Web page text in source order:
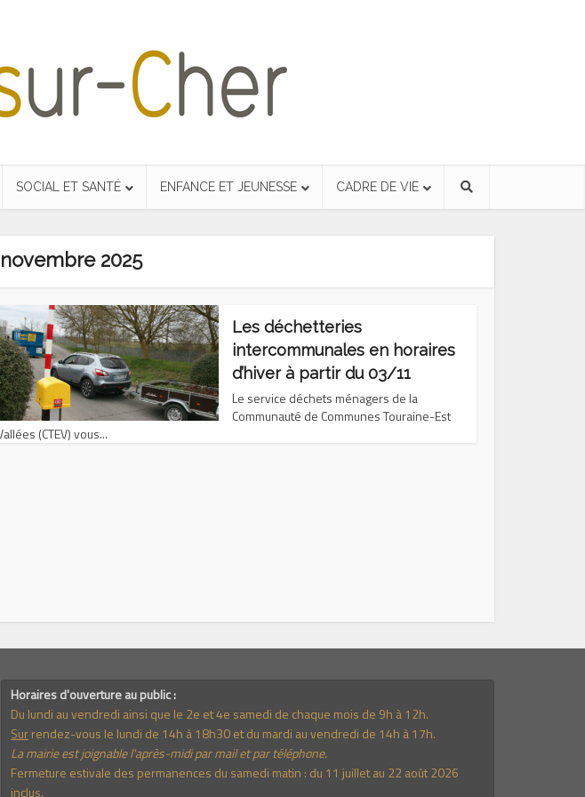
SOCIAL ET SANTÉ ENFANCE ET JEUNESSE CADRE DE VIE
2025
Les déchetteries
intercommunales en horaires
d’hiver à partir du 03/11
Le service déchets ménagers de la
Communauté de Communes Touraine-Est
(CTEV) vous...
Horaires d'ouverture au public :
Du lundi au vendredi ainsi que le 2e et 4e samedi de chaque mois de 9h à 12h.
Surrendez-vous le lundi de 14h à 18h30 et du mardi au vendredi de 14h à 17h.
La mairie est joignable l'après-midi par mail et par téléphone.
Fermeture estivale des permanences du samedi matin : du 11 juillet au 22 août 2026
inclus.